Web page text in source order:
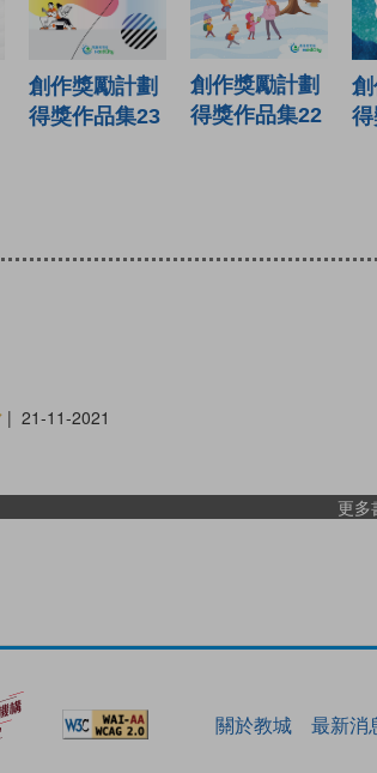
創作獎勵計劃
得獎作品集23
創作獎勵計劃
得獎作品集22
創
| 21-11-2021
更多
關於教城 最新消